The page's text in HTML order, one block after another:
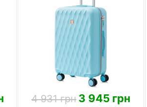
4 931 грн 3 945 грн